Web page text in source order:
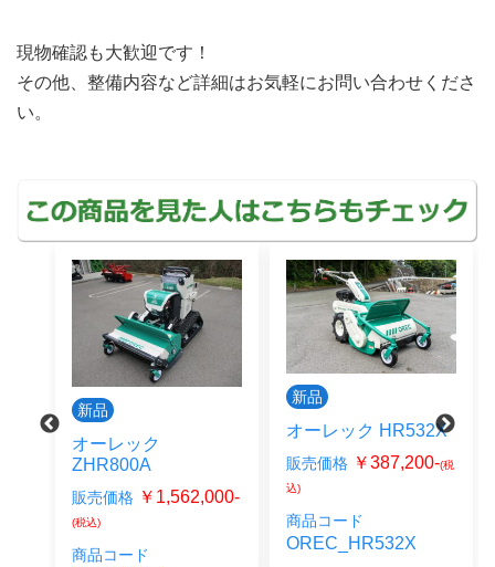
現物確認も大歓迎です！
その他、整備内容など詳細はお気軽にお問い合わせくださ
い。
新品
オーレック
ZHR800A
販売価格 ￥1,562,000-
(税込)
商品コード
新品
オーレック HR532X
販売価格 ￥387,200-(税
込)
商品コード
OREC_HR532X